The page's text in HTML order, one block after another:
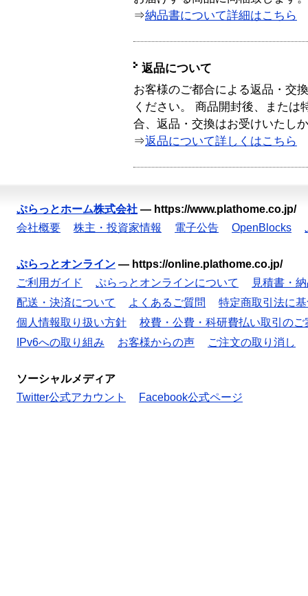
⇒納品書について詳細はこちら
返品について
お客様のご都合による返品・交
ください。 商品開封後、または
合、返品・交換はお受けいたし
⇒返品について詳しくはこちら
ぷらっとホーム株式会社 — https://www.plathome.co.jp/
会社概要
株主・投資家情報 電子公告 OpenBlocks
ぷらっとオンライン — https://online.plathome.co.jp/
ご利用ガイド
ぷらっとオンラインについて
見積書・
配送・決済について
よくあるご質問
特定商取引法に
個人情報取り扱い方針
校費・公費・科研費払い取引のご
IPv6への取り組み
お客様からの声 ご注文の取り消し
ソーシャルメディア
Twitter公式アカウント
Facebook公式ページ